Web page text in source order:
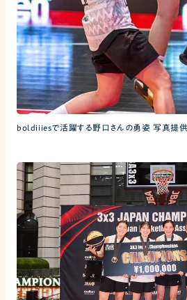
boldiiiesで活躍する野口さんの勇姿 写真提供